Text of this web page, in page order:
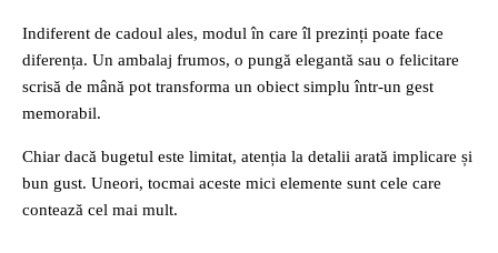
Indiferent de cadoul ales, modul în care îl prezinți poate face
diferența. Un ambalaj frumos, o pungă elegantă sau o felicitare
scrisă de mână pot transforma un obiect simplu într-un gest
memorabil.
Chiar dacă bugetul este limitat, atenția la detalii arată implicare și
bun gust. Uneori, tocmai aceste mici elemente sunt cele care
contează cel mai mult.